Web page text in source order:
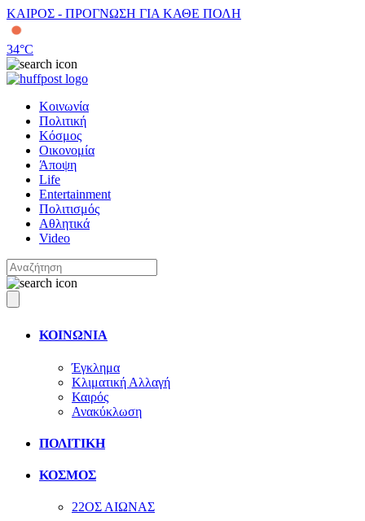
ΚΑΙΡΟΣ - ΠΡΟΓΝΩΣΗ ΓΙΑ ΚΑΘΕ ΠΟΛΗ
34°C
Κοινωνία
Πολιτική
Κόσμος
Οικονομία
Άποψη
Life
Entertainment
Πολιτισμός
Αθλητικά
Video
ΚΟΙΝΩΝΙΑ
Έγκλημα
Κλιματική Αλλαγή
Καιρός
Ανακύκλωση
ΠΟΛΙΤΙΚΗ
ΚΟΣΜΟΣ
22ΟΣ ΑΙΩΝΑΣ